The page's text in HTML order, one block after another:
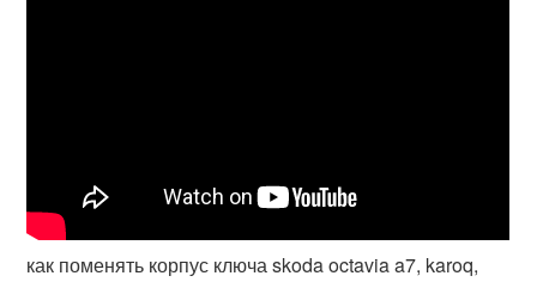
как поменять корпус ключа skoda octavia a7, karoq,